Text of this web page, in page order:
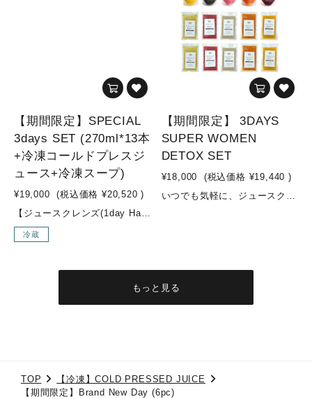
【期間限定】SPECIAL
3days SET (270ml*13本
+冷凍コールドプレスジ
ュース+冷凍スープ)
¥19,000 (税込価格 ¥20,520 )
【ジュースクレンズ(1day Half)→回復食(1day Half)】までをスムーズに行える3日間セット回復食期間は何を食べて過ごしたら良いかわからない…ジュースクレンズ後から通常食に戻すまでの期間はどう過ごすべき？？と、お悩みの方はこちらのセットからスタートしてみませんか？！ジュースクレンズ後の、回復食期間をどう過ごすかはとても重要です。『YES TOKYO FROZEN COLDPRESSED JUICE』と『YES TOKYO ORIGINAL FROZEN SOUP』を使用し、ジュースクレンズの効果を最大限に引き出し、ジュースクレンズ後も穏やかにお過ごしいただけます。気軽に長期のジュースクレンズにチャレンジ可能なセットとなっておりますので是非お試し下さい！こんな方にオススメ！・ジュースクレンズ後が不安な方・長期間のジュースクレンズに挑戦したい方・ダイエット中で更なる成果を出したい方・暴飲暴食が続いて身体をスッキリさせたい方 セット内容【DAY 1】・PIXIE：リンゴ・パイナップ ・レモン・ショウガ・ターメリック・365DAYS：ホウレン草・キャベツ・ブロッコリー・パセリ・リンゴ・レモン・SUNSET：ニンジン・ショウガ・オレンジ・レモン・ウコン・THE ROSE：ビーツ・ニンジン・キャベツ・ショウガ・オレンジ・レモン・SEA SIDE：ホウレン草・セロリ・ロメインレタス・オレンジ・グレープフルーツ・ショウガ・スピルリナ・REFRESHER：リンゴ・パイナップル・グレープフルーツ・レモン・ビーツ・ローズ・MARBLES：ビーツ・キュウリ・ゴボウ・ショウガ・パイナップル・グレープフルーツ・レモン・MOSS GREEN：ケール・ホウレン草・セロリ・キュウリ・レモン・ショウガ ・グレープフルーツ【DAY 2】・3AM：白菜・パイナップル・グレープフルーツ・キャベツ・キュウリ・ゴボウ・ショウガ・LIME：パイナップル・ライム・白菜・キャベツ・グレープフルーツ・レモン・チアシード・REFRESHER：リンゴ・パイナップル・グレープフルーツ・レモン・グレープフルーツ・ビーツ・ローズ・MARBLES：ビーツ・キュウリ・ゴボウ・ショウガ・パイナップル・グレープフルーツ・レモン・365DAYS：ホウレン草・キャベツ・ブロッコリー・パセリ・リンゴ・レモン・キヌアとヘンプオイルのスープ・トマトとキヌアのスープ【DAY 3】・ZESTY・SUNRISE GLOW・ビーツと枝豆の塩麹スープ・キヌアとヘンプオイルのスープ・LUSH LIFE・キヌアとヘンプオイルのスープ・カボチャの味噌スープ・LIQUID BEETスープは冷凍スープでのお渡しとなります。冷凍コールドプレスジュースは冷凍でのお渡しとなります。※店頭受け取り、又はデリバリーでのお届けのみ対象となります。(デリバリー対応区域のみ)※種類の変更不可です。 内容量・コールドプレスジュース：270ml×12本・【冷凍】オリジナルコールドプレスジュース：200ml×4pc・【冷凍】オリジナルスープ：180g×6pc
冷蔵
【期間限定】 3DAYS
SUPER WOMEN
DETOX SET
¥18,000 (税込価格 ¥19,440 )
いつでも気軽に、ジュースクレンズにトライしてみませんか？健康維持の為に、必要な栄養素を摂取し、体内をデトックスしてあげましょう！こちらのセットは、ジュースクレンズ中は、オリジナルコールドプレスジュースを利用し、準備食や回復食では、オリジナルスープを活用したプログラムです。※準備食→ジュースクレンズ→回復食(合計：3DAYS)が可能な、女性におすすめの、ダイエット・デトックス効果に特化した内容のセットYES TOKYOでは、準備食・回復食期間に何を摂取して過ごして頂くかがとても重要と推進しており、効果にも大きく影響します。ジュースクレンズを検討中の方で、準備食・回復食期間中のお食事に関するお悩みが多いかと思いますが、こちらのセットで全てが解決！！そして、YES TOKYOオリジナルスープは、添加物不使用・動物性食品不使用でVEGAN対応のスープとなっており、スーパーフードを使用した栄養価が高く低カロリーなスープです。ジュースクレンズ後も身体の内側から温め、デトックス効果を高めてくれますので、安心してチャレンジして頂けます。3DAYS FASTING やり方準備食(1day)：オリジナルスープ5pcジュースクレンズ(1day)：オリジナルコールドプレスジュース10pc回復食(1day)：オリジナルスープ5pcオススメの飲む順番(オリジナルコールドプレスジュース)①Attractive woman②SUBLIME GREEN③LIQUID BEET④Brand New Day⑤LUSH LIFE⑥ZESTY⑦SUBLIME GREEN⑧LUSH LIFE⑨Attractive woman⑩LIQUID BEET※オリジナルスープはお好きな順番でお飲みください参考動画はこちらからチェック！▼【冷凍スープ・冷凍コールドプレスジュースでファスティング！】https://www.youtube.com/watch?v=4gthQIfA5O0【YES TOKYO オリジナルコールドプレスジュースとは...？】水・着色料・保存料などの添加物を一切使用せず、野菜・果物のみをコールドプレス製法でお搾りしたオリジナルジュースを、ご自宅でも気軽にお召し上がり頂けるように、冷凍してお届けします。【コールドプレス製法とは...？】コールドプレスとは熱を加えずに抽出する低温圧搾製法のことです。 そして、不溶性の食物繊維は除かれる為、胃腸への負担が少なく、吸収率も高まり栄養補給に優れています。様々なお野菜やフルーツを一度に効率よく摂取でき、お野菜不足の方はもちろん、お食事の代わりに置き換えるジュースクレンズ用として、お子様用ジュースとしてもオススメです。普段のお食事ではなかなか摂取しにくい栄養素も、YES TOKYOオリジナルコールドプレスジュースで取り入れ、食生活の見直しや健康や美容のサポートに繋げていきましょう！ こんな方にオススメ！・腸内環境を整えたい方・美肌づくり・ダイエットしたい方 セット内容◇オリジナルコールドプレスジュース◇■ZESTY(1pc)・リンゴ/パイナップル/ショウガ■LIQUID BEET(2pc)・ビーツ/リンゴ/ショウガ/レモン■LUSH LIFE(2pc)・リンゴ/小松菜/レモン■SUBLIME GREEN(2pc)・ケール/パイナップル/オレンジ/キュウリ/レモン■Brand New Day(1pc)・リンゴ/パイナップル/小松菜/レモン/チャコール(竹炭)■Attractive woman(2pc)・リンゴ/紫キャベツ/キャベツ/レモン◇オリジナルスープ◇■BEETS & EDAMAME SOUP -ビーツと枝豆の塩麹スープ-(2pc)・ビーツ/玉ねぎ/枝豆/塩麹/野菜スープ/(一部に大豆を含む)■QUINOA & HEMP OIL SOUP - キヌアとヘンプオイルのスープ -(2pc)・玉ねぎ/キヌア/ニンニク/ヘンプオイル/塩麹/野菜スープ■TOMATO & QUINOA SOUP - トマトとキヌアのスープ -(2pc)・ホールトマト/玉ねぎ/人参/キャベツ/マッシュルーム/キヌア/オリーブオイル/にんにく/ローリエ/塩麹■PUMPKIN & MISO SOUP - カボチャの味噌スープ -(2pc)・玉ねぎ/カボチャ/味噌/野菜スープ/(一部に大豆を含む)■MUSHROOM SOUP - マッシュルームのスープ -(2pc)・豆乳/玉ねぎ/マッシュルーム/オリーブオイル/ニンニク/食塩/胡椒(一部に大豆を含む) 内容量・オリジナルコールドプレスジュース：200ml×10pc・オリジナルスープ：180g×10pc
もっと見る
TOP
【冷凍】COLD PRESSED JUICE
【期間限定】Brand New Day (6pc)